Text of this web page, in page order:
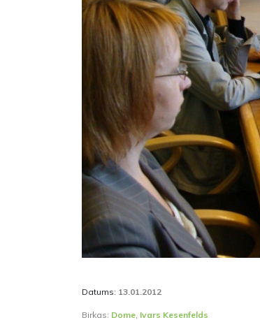
Datums: 13.01.2012
Birkas: Dome, Ivars Kesenfelds